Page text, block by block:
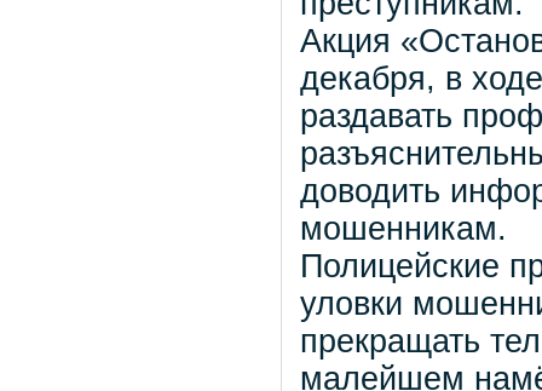
Акция
декабря, в
раздавать
доводить
мошенникам.
Полицейские
уловки
прекращать
малейшем